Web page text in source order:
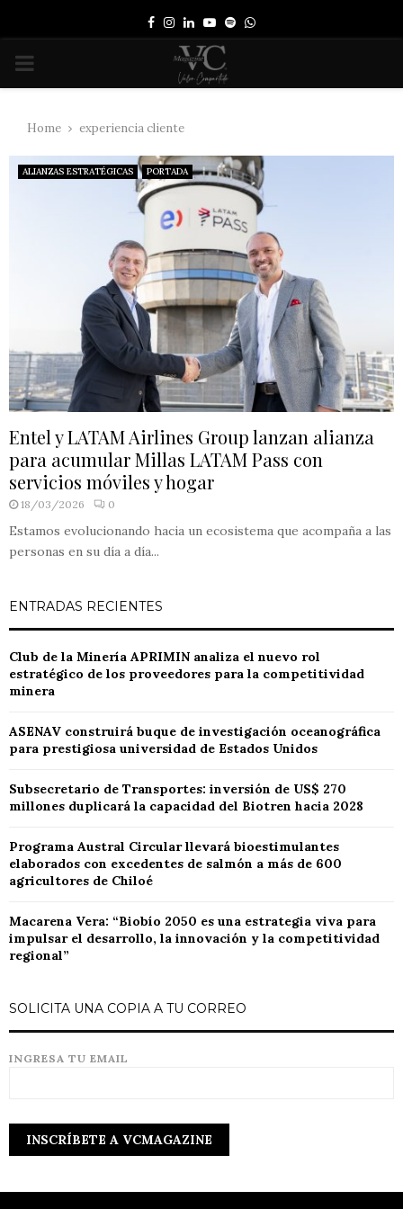
Facebook
Instagram
LinkedinYoutube
SpotifyWhatsapp
PRIMARY
Home experiencia cliente
ALIANZAS ESTRATÉGICAS PORTADA
Entel y LATAM Airlines Group lanzan alianza
para acumular Millas LATAM Pass con
servicios móviles y hogar
18/03/2026 0
Estamos evolucionando hacia un ecosistema que acompaña a las
personas en su día a día...
ENTRADAS RECIENTES
Club de la Minería APRIMIN analiza el nuevo rol
estratégico de los proveedores para la competitividad
minera
ASENAV construirá buque de investigación oceanográfica
para prestigiosa universidad de Estados Unidos
Subsecretario de Transportes: inversión de US$ 270
millones duplicará la capacidad del Biotren hacia 2028
Programa Austral Circular llevará bioestimulantes
elaborados con excedentes de salmón a más de 600
agricultores de Chiloé
Macarena Vera: “Biobío 2050 es una estrategia viva para
impulsar el desarrollo, la innovación y la competitividad
regional”
SOLICITA UNA COPIA A TU CORREO
INGRESA TU EMAIL